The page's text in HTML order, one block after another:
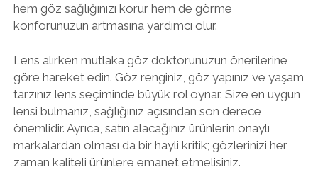
hem göz sağlığınızı korur hem de görme
konforunuzun artmasına yardımcı olur.
Lens alırken mutlaka göz doktorunuzun önerilerine
göre hareket edin. Göz renginiz, göz yapınız ve yaşam
tarzınız lens seçiminde büyük rol oynar. Size en uygun
lensi bulmanız, sağlığınız açısından son derece
önemlidir. Ayrıca, satın alacağınız ürünlerin onaylı
markalardan olması da bir hayli kritik; gözlerinizi her
zaman kaliteli ürünlere emanet etmelisiniz.